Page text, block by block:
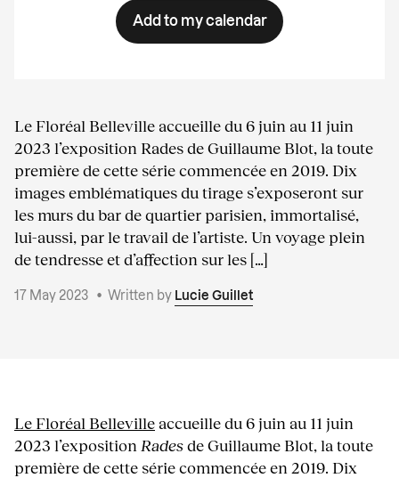
Add to my calendar
Le Floréal Belleville accueille du 6 juin au 11 juin
2023 l’exposition Rades de Guillaume Blot, la toute
première de cette série commencée en 2019. Dix
images emblématiques du tirage s’exposeront sur
les murs du bar de quartier parisien, immortalisé,
lui-aussi, par le travail de l’artiste. Un voyage plein
de tendresse et d’affection sur les […]
17 May 2023 • Written by Lucie Guillet
Le Floréal Belleville accueille du 6 juin au 11 juin
2023 l’exposition Radesde Guillaume Blot, la toute
première de cette série commencée en 2019. Dix